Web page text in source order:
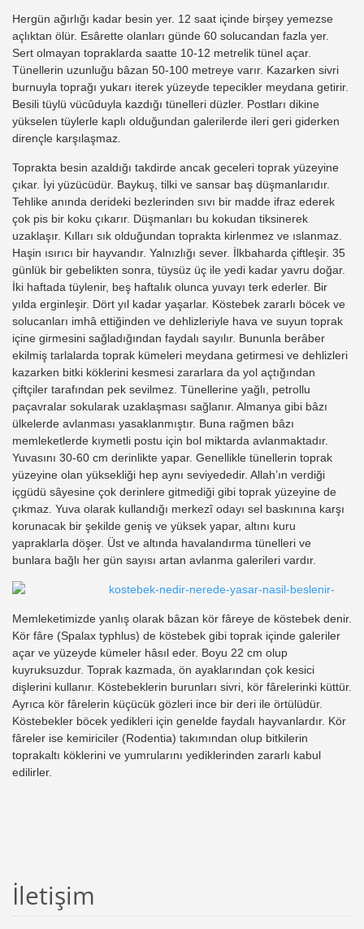
Hergün ağırlığı kadar besin yer. 12 saat içinde birşey yemezse
açlıktan ölür. Esârette olanları günde 60 solucandan fazla yer.
Sert olmayan topraklarda saatte 10-12 metrelik tünel açar.
Tünellerin uzunluğu bâzan 50-100 metreye varır. Kazarken sivri
burnuyla toprağı yukarı iterek yüzeyde tepecikler meydana getirir.
Besili tüylü vücûduyla kazdığı tünelleri düzler. Postları dikine
yükselen tüylerle kaplı olduğundan galerilerde ileri geri giderken
dirençle karşılaşmaz.
Toprakta besin azaldığı takdirde ancak geceleri toprak yüzeyine
çıkar. İyi yüzücüdür. Baykuş, tilki ve sansar baş düşmanlarıdır.
Tehlike anında derideki bezlerinden sıvı bir madde ifraz ederek
çok pis bir koku çıkarır. Düşmanları bu kokudan tiksinerek
uzaklaşır. Kılları sık olduğundan toprakta kirlenmez ve ıslanmaz.
Haşin ısırıcı bir hayvandır. Yalnızlığı sever. İlkbaharda çiftleşir. 35
günlük bir gebelikten sonra, tüysüz üç ile yedi kadar yavru doğar.
İki haftada tüylenir, beş haftalık olunca yuvayı terk ederler. Bir
yılda erginleşir. Dört yıl kadar yaşarlar. Köstebek zararlı böcek ve
solucanları imhâ ettiğinden ve dehlizleriyle hava ve suyun toprak
içine girmesini sağladığından faydalı sayılır. Bununla berâber
ekilmiş tarlalarda toprak kümeleri meydana getirmesi ve dehlizleri
kazarken bitki köklerini kesmesi zararlara da yol açtığından
çiftçiler tarafından pek sevilmez. Tünellerine yağlı, petrollu
paçavralar sokularak uzaklaşması sağlanır. Almanya gibi bâzı
ülkelerde avlanması yasaklanmıştır. Buna rağmen bâzı
memleketlerde kıymetli postu için bol miktarda avlanmaktadır.
Yuvasını 30-60 cm derinlikte yapar. Genellikle tünellerin toprak
yüzeyine olan yüksekliği hep aynı seviyededir. Allah’ın verdiği
içgüdü sâyesine çok derinlere gitmediği gibi toprak yüzeyine de
çıkmaz. Yuva olarak kullandığı merkezî odayı sel baskınına karşı
korunacak bir şekilde geniş ve yüksek yapar, altını kuru
yapraklarla döşer. Üst ve altında havalandırma tünelleri ve
bunlara bağlı her gün sayısı artan avlanma galerileri vardır.
Memleketimizde yanlış olarak bâzan kör fâreye de köstebek denir.
Kör fâre (Spalax typhlus) de köstebek gibi toprak içinde galeriler
açar ve yüzeyde kümeler hâsıl eder. Boyu 22 cm olup
kuyruksuzdur. Toprak kazmada, ön ayaklarından çok kesici
dişlerini kullanır. Köstebeklerin burunları sivri, kör fârelerinki küttür.
Ayrıca kör fârelerin küçücük gözleri ince bir deri ile örtülüdür.
Köstebekler böcek yedikleri için genelde faydalı hayvanlardır. Kör
fâreler ise kemiriciler (Rodentia) takımından olup bitkilerin
toprakaltı köklerini ve yumrularını yediklerinden zararlı kabul
edilirler.
İletişim